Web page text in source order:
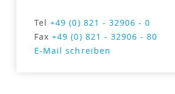
Tel+49 (0) 821 - 32906 - 0
Fax+49 (0) 821 - 32906 - 80
E-Mail schreiben